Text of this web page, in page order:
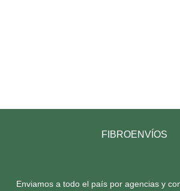
FIBROENVÍOS
Enviamos a todo el país por agencias y